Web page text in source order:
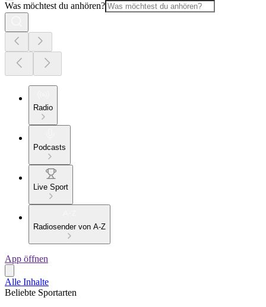
Was möchtest du anhören?
Radio
Podcasts
Live Sport
Radiosender von A-Z
App öffnen
Alle Inhalte
Beliebte Sportarten